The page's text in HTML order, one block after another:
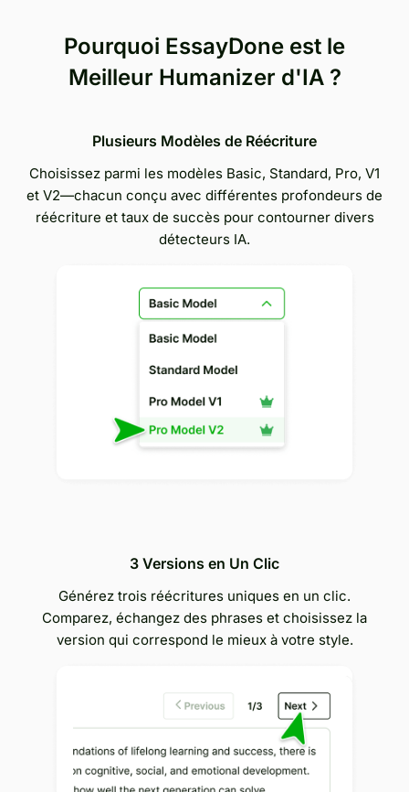
Pourquoi EssayDone est le
Meilleur Humanizer d'IA ?
Plusieurs Modèles de Réécriture
Choisissez parmi les modèles Basic, Standard, Pro, V1
et V2—chacun conçu avec différentes profondeurs de
réécriture et taux de succès pour contourner divers
détecteurs IA.
3 Versions en Un Clic
Générez trois réécritures uniques en un clic.
Comparez, échangez des phrases et choisissez la
version qui correspond le mieux à votre style.